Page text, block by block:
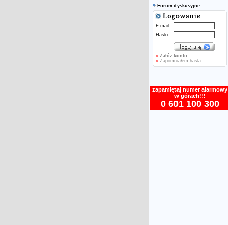
Forum dyskusyjne
E-mail
Hasło
» Załóż konto
» Zapomniałem hasła
zapamiętaj numer alarmowy
w górach!!!
0 601 100 300